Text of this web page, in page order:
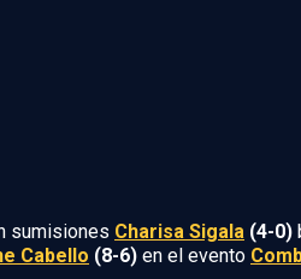
sumisiones Charisa Sigala (4-0)
Cabello (8-6) en el evento